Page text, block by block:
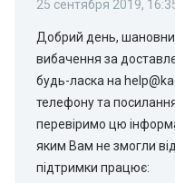
25 сентября 2019,
Добрий день,
вибачення за
будь-ласка на
телефону та
перевіримо цю
яким Вам не змогли
підтримки працює: